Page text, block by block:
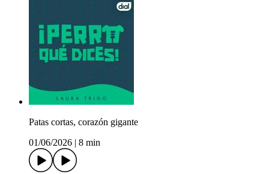
Patas cortas, corazón gigante
01/06/2026
8 min